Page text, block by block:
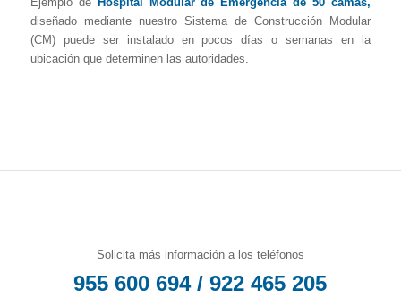
diseñado mediante nuestro Sistema de Construcción Modular
(CM) puede ser instalado en pocos días o semanas en la
ubicación que determinen las autoridades.
Solicita más información a los teléfonos
955 600 694 / 922 465 205